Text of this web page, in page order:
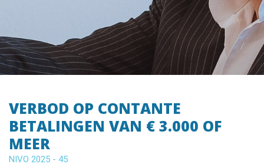
VERBOD OP CONTANTE
BETALINGEN VAN € 3.000 OF
MEER
NIVO 2025 - 45